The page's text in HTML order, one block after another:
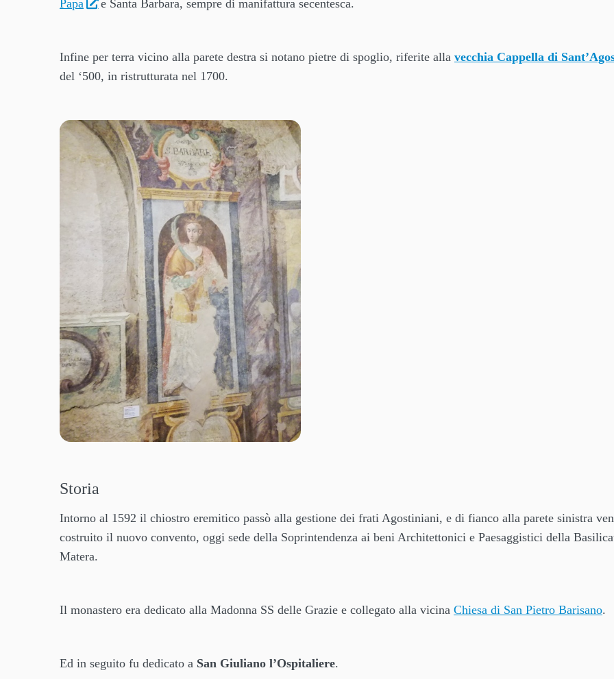
Papa
e Santa Barbara, sempre di manifattura secentesca.
Infine per terra vicino alla parete destra si notano pietre di spoglio, riferite alla vecchia Cappella di
del ‘500, in ristrutturata nel 1700.
Storia
Intorno al 1592 il chiostro eremitico passò alla gestione dei frati Agostiniani, e di fianco alla parete sinistra
costruito il nuovo convento, oggi sede della Soprintendenza ai beni Architettonici e Paesaggistici della
Matera.
Il monastero era dedicato alla Madonna SS delle Grazie e collegato alla vicina Chiesa di San Pietro Barisano.
Ed in seguito fu dedicato a San Giuliano l’Ospitaliere.